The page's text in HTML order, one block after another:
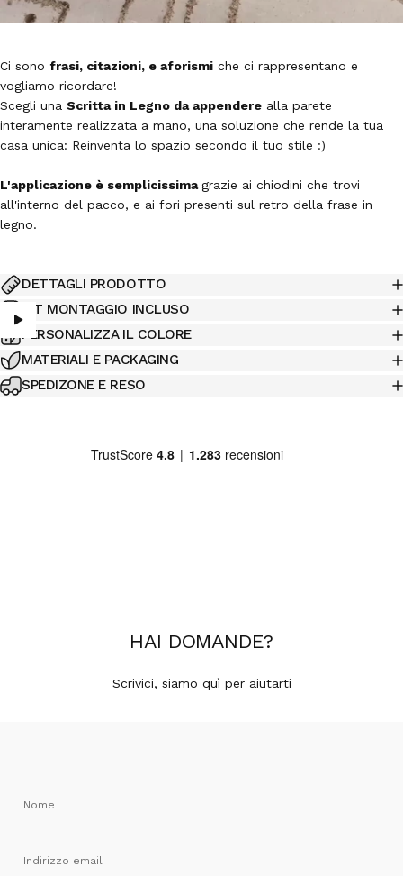
Ci sono frasi, citazioni, e aforismi che ci rappresentano e
vogliamo ricordare!
Scegli una Scritta in Legno da appendere alla parete
interamente realizzata a mano, una soluzione che rende la tua
casa unica: Reinventa lo spazio secondo il tuo stile :)
L'applicazione è semplicissimagrazie ai chiodini che trovi
all'interno del pacco, e ai fori presenti sul retro della frase in
legno.
DETTAGLI PRODOTTO
KIT MONTAGGIO INCLUSO
PERSONALIZZA IL COLORE
MATERIALI E PACKAGING
SPEDIZONE E RESO
HAI DOMANDE?
Scrivici, siamo quì per aiutarti
Nome
Indirizzo email